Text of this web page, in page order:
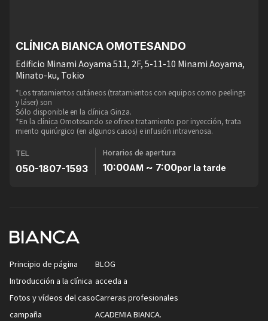
CLÍNICA BIANCA OMOTESANDO
Edificio Minami Aoyama 511, 2F, 5-11-10 Minami Aoyama,
Minato-ku, Tokio
*Los tratamientos cutáneos (tratamientos con equipos como peelings
y láser) son
Sólo disponible en la clínica Ginza.
*En la clínica Omotesando se ofrece tratamiento por inyección, trata
miento quirúrgico (en algunos casos) e infusión intravenosa.
TEL
050-1807-1593
Horarios de apertura
10:00AM ~ 7:00por la tarde
Principio de página
Introducción a la clínica
Fotos y vídeos del caso
campaña
BLOG
acceda a
Carreras profesionales
ACADEMIA BIANCA.